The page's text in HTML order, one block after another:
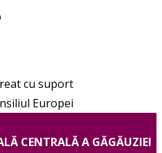
cu suport
Europei
CENTRALĂ A GĂGĂUZIEI